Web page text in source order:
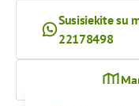
Susisiekite su
22178498